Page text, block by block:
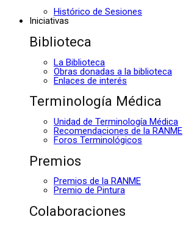
Histórico de Sesiones
Iniciativas
Biblioteca
La Biblioteca
Obras donadas a la biblioteca
Enlaces de interés
Terminología Médica
Unidad de Terminología Médica
Recomendaciones de la RANME
Foros Terminológicos
Premios
Premios de la RANME
Premio de Pintura
Colaboraciones